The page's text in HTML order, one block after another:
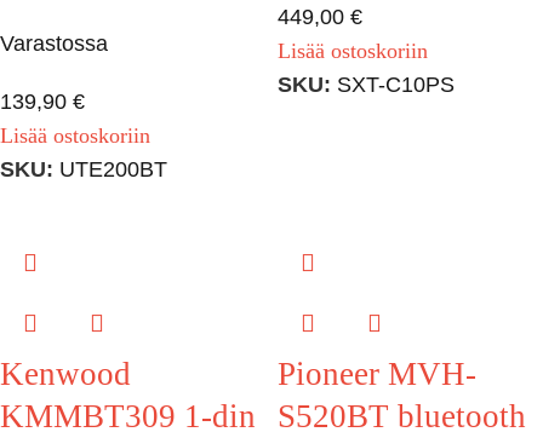
Varastossa
139,90 €
Lisää ostoskoriin
SKU: UTE200BT
449,00 €
Lisää ostoskoriin
SKU: SXT-C10PS
Kenwood
KMMBT309 1-din
Pioneer MVH-
S520BT bluetooth